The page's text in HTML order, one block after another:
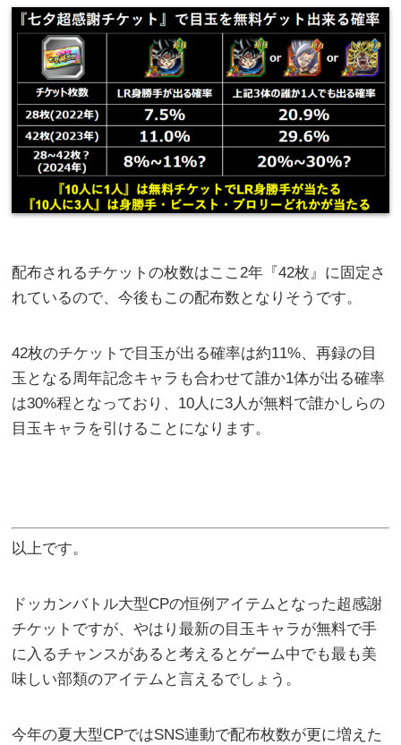
配布されるチケットの枚数はここ2年『42枚』に固定さ
れているので、今後もこの配布数となりそうです。
42枚のチケットで目玉が出る確率は約11%、再録の目
玉となる周年記念キャラも合わせて誰か1体が出る確率
は30%程となっており、10人に3人が無料で誰かしらの
目玉キャラを引けることになります。
以上です。
ドッカンバトル大型CPの恒例アイテムとなった超感謝
チケットですが、やはり最新の目玉キャラが無料で手
に入るチャンスがあると考えるとゲーム中でも最も美
味しい部類のアイテムと言えるでしょう。
今年の夏大型CPではSNS連動で配布枚数が更に増えた